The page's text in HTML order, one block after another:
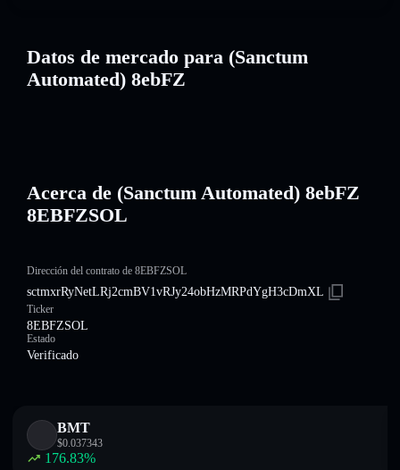
Datos de mercado para (Sanctum
Automated) 8ebFZ
Acerca de (Sanctum Automated) 8ebFZ
8EBFZSOL
Dirección del contrato de 8EBFZSOL
sctmxrRyNetLRj2cmBV1vRJy24obHzMRPdYgH3cDmXL
Ticker
8EBFZSOL
Estado
Verificado
BMT
$0.037343
176.83%